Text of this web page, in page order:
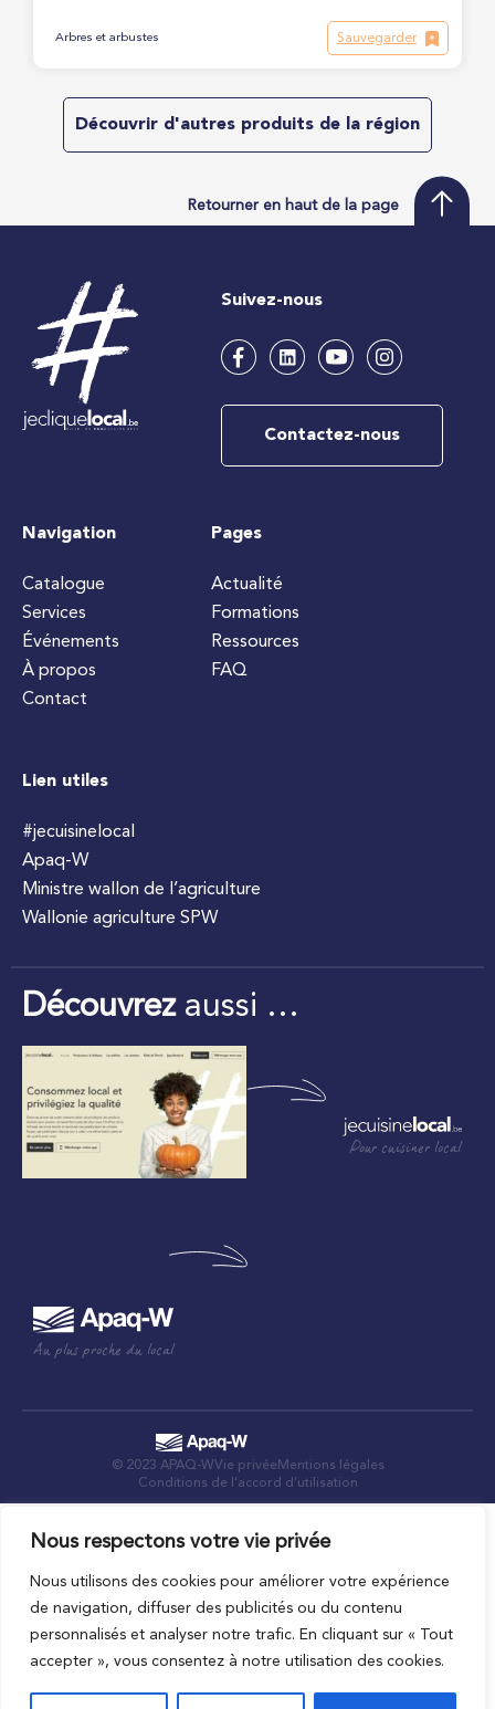
Nous respectons votre vie privée
Nous utilisons des cookies pour améliorer votre expérience
de navigation, diffuser des publicités ou du contenu
personnalisés et analyser notre trafic. En cliquant sur « Tout
accepter », vous consentez à notre utilisation des cookies.
Arbres et arbustes Sauvegarder
Découvrir d'autres produits de la région
Retourner en haut de la page
Suivez-nous
Contactez-nous
Navigation
Catalogue
Services
Événements
À propos
Contact
Pages
Actualité
Formations
Ressources
FAQ
Lien utiles
#jecuisinelocal
Apaq-W
Ministre wallon de l’agriculture
Wallonie agriculture SPW
Découvrezaussi …
Pour cuisiner local
Au plus proche du local
© 2023 APAQ-WVie privée Mentions légales
Conditions de l’accord d’utilisation